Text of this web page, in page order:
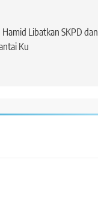
Libatkan SKPD dan
Ku